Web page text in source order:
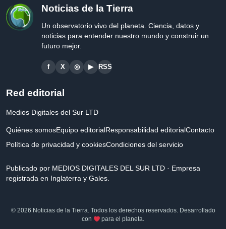
Noticias de la Tierra
Un observatorio vivo del planeta. Ciencia, datos y
noticias para entender nuestro mundo y construir un
futuro mejor.
f X ◎ ▶ RSS
Red editorial
Medios Digitales del Sur LTD
Quiénes somosEquipo editorialResponsabilidad editorialContacto
Política de privacidad y cookiesCondiciones del servicio
Publicado por MEDIOS DIGITALES DEL SUR LTD · Empresa
registrada en Inglaterra y Gales.
© 2026 Noticias de la Tierra. Todos los derechos reservados. Desarrollado
con
para el planeta.